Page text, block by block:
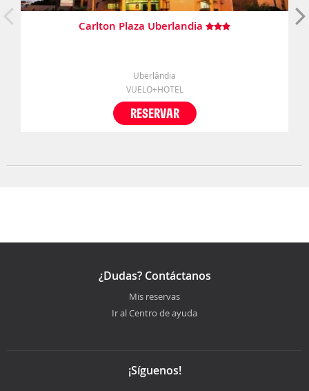
Carlton Plaza Uberlandia
Uberlândia
VUELO+HOTEL
RESERVAR
¿Dudas? Contáctanos
Mis reservas
Ir al Centro de ayuda
¡Síguenos!